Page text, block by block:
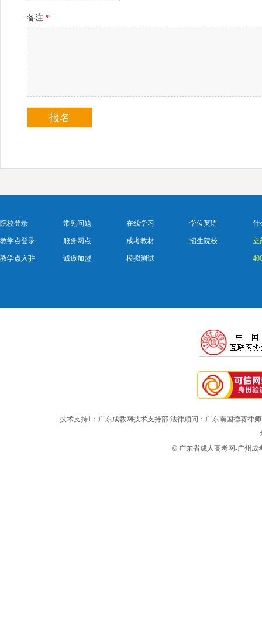
备注 *
院校登录
教学点登录
教学点入驻
常见问题
服务网点
诚邀加盟
在线学习
成考教材
模拟测试
学位英语
招生院校
什
立
技术支持1：广东成教网技术支持部 法律顾问：广东南国德赛律
© 广东省成人高考网-广州